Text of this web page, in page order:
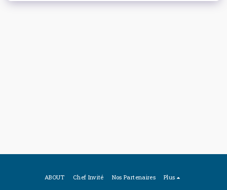
ABOUT Chef Invité Nos Partenaires Plus